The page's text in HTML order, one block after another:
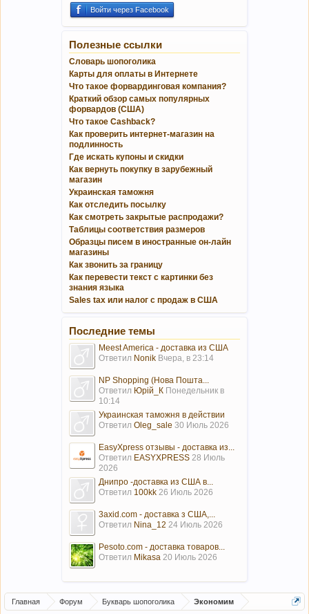
Войти через Facebook
Полезные ссылки
Словарь шопоголика
Карты для оплаты в Интернете
Что такое форвардинговая компания?
Краткий обзор самых популярных
форвардов (США)
Что такое Cashback?
Как проверить интернет-магазин на
подлинность
Где искать купоны и скидки
Как вернуть покупку в зарубежный
магазин
Украинская таможня
Как отследить посылку
Как смотреть закрытые распродажи?
Таблицы соответствия размеров
Образцы писем в иностранные он-лайн
магазины
Как звонить за границу
Как перевести текст с картинки без
знания языка
Sales tax или налог с продаж в США
Последние темы
Meest America - доставка из США
Ответил Nonik Вчера, в 23:14
NP Shopping (Нова Пошта...
Ответил Юрій_К Понедельник в
10:14
Украинская таможня в действии
Ответил Oleg_sale 30 Июль 2026
EasyXpress отзывы - доставка из...
Ответил EASYXPRESS 28 Июль
2026
Днипро -доставка из США в...
Ответил 100kk 26 Июль 2026
3axid.com - доставка з США,...
Ответил Nina_12 24 Июль 2026
Pesoto.com - доставка товаров...
Ответил Mikasa 20 Июль 2026
Главная Форум Букварь шопоголика Экономим